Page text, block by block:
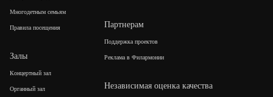
Многодетным семьям
Правила посещения
Залы
Концертный зал
Органный зал
Партнерам
Поддержка проектов
Реклама в Филармонии
Независимая оценка качества